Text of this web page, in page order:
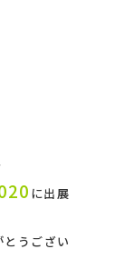
に出展
うござい